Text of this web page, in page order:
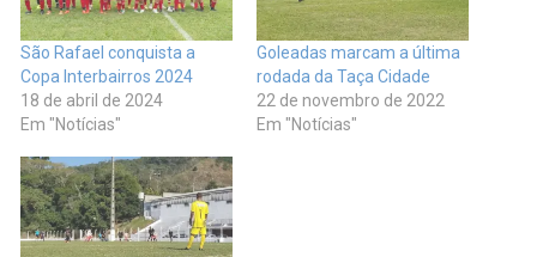
São Rafael conquista a
Copa Interbairros 2024
18 de abril de 2024
Em "Notícias"
Goleadas marcam a última
rodada da Taça Cidade
22 de novembro de 2022
Em "Notícias"